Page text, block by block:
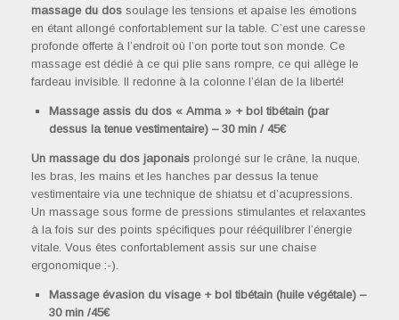
massage du dos soulage les tensions et apaise les émotions
en étant allongé confortablement sur la table. C’est une caresse
profonde offerte à l’endroit où l’on porte tout son monde. Ce
massage est dédié à ce qui plie sans rompre, ce qui allège le
fardeau invisible. Il redonne à la colonne l’élan de la liberté!
Massage assis du dos « Amma » + bol tibétain (par
dessus la tenue vestimentaire) – 30 min / 45€
Un massage du dos japonais prolongé sur le crâne, la nuque,
les bras, les mains et les hanches par dessus la tenue
vestimentaire via une technique de shiatsu et d’acupressions.
Un massage sous forme de pressions stimulantes et relaxantes
à la fois sur des points spécifiques pour rééquilibrer l’énergie
vitale. Vous êtes confortablement assis sur une chaise
ergonomique :-).
Massage évasion du visage + bol tibétain (huile végétale) –
30 min /45€